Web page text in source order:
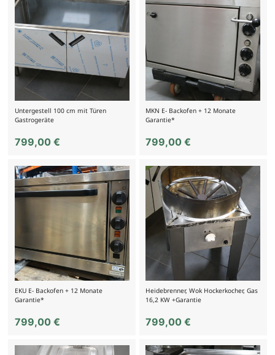
Untergestell 100 cm mit Türen
Gastrogeräte
799,00 €
MKN E- Backofen + 12 Monate
Garantie*
799,00€
EKU E- Backofen + 12 Monate
Garantie*
799,00 €
Heidebrenner, Wok Hockerkocher, Gas
16,2 KW +Garantie
799,00€